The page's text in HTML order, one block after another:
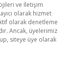
ve İletişim
olarak hizmet
olarak denetleme
Ancak, üyelerimiz
siteye üye olarak